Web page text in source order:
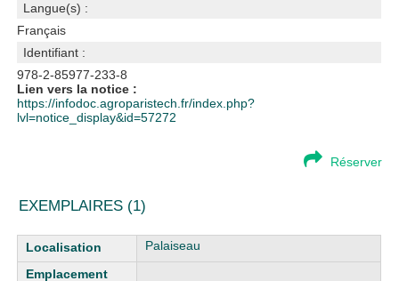
Langue(s) :
Français
Identifiant :
978-2-85977-233-8
Lien vers la notice :
https://infodoc.agroparistech.fr/index.php?
lvl=notice_display&id=57272
Réserver
EXEMPLAIRES (1)
Liste des exemplaires Palaiseau